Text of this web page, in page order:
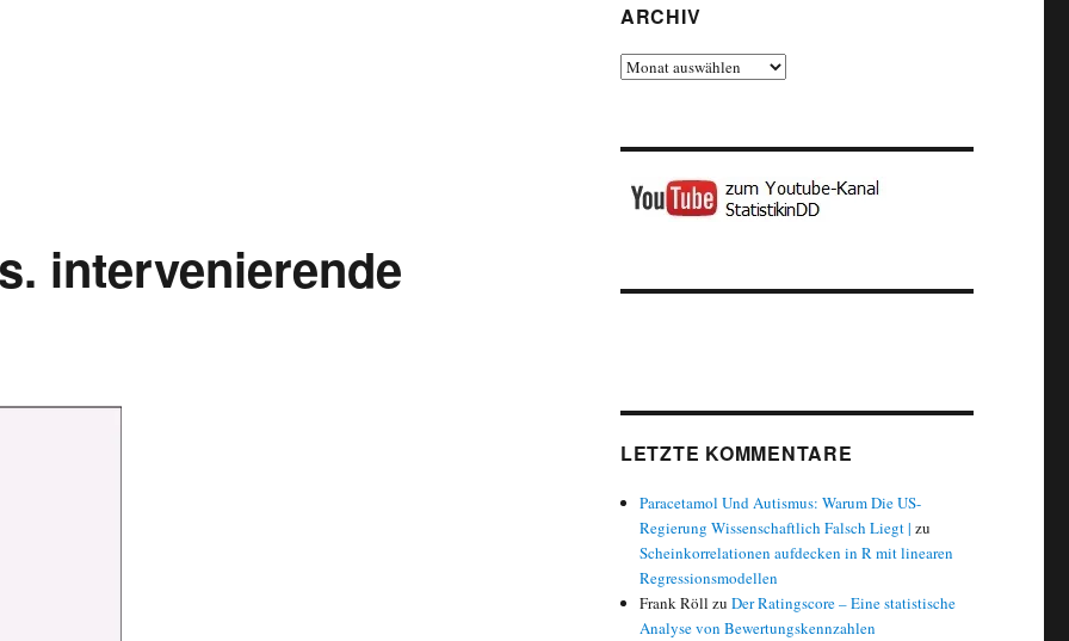
intervenierende
ARCHIV
Archiv
LETZTE KOMMENTARE
Paracetamol Und Autismus: Warum Die US-
Regierung Wissenschaftlich Falsch Liegt | zu
Scheinkorrelationen aufdecken in R mit linearen
Regressionsmodellen
Frank Röll zuDer Ratingscore – Eine statistische
Analyse von Bewertungskennzahlen